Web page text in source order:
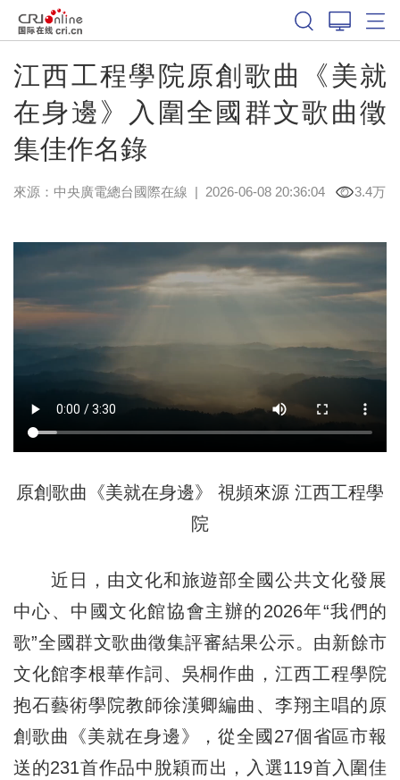
江西工程學院原創歌曲《美就
在身邊》入圍全國群文歌曲徵
集佳作名錄
來源：中央廣電總台國際在線 | 2026-06-08 20:36:04 3.4万
原創歌曲《美就在身邊》 視頻來源 江西工程學
院
近日，由文化和旅遊部全國公共文化發展
中心、中國文化館協會主辦的2026年“我們的
歌”全國群文歌曲徵集評審結果公示。由新餘市
文化館李根華作詞、吳桐作曲，江西工程學院
抱石藝術學院教師徐漢卿編曲、李翔主唱的原
創歌曲《美就在身邊》，從全國27個省區市報
送的231首作品中脫穎而出，入選119首入圍佳